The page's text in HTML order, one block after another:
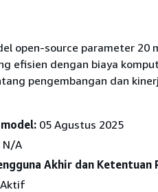
open-source parameter
efisien dengan biaya
pengembangan dan
05 Agustus 2025
N/A
Akhir dan Ketentuan